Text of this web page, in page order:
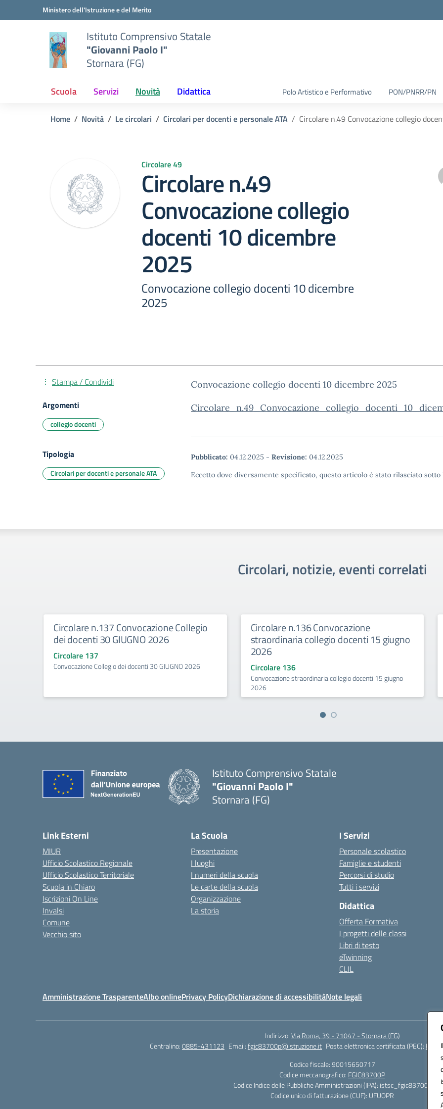
Vai ai contenuti
Vai al menu di navigazioneMinistero dell'Istruzione e del Merito
Istituto Comprensivo Statale
"Giovanni Paolo I"
Stornara (FG)
Scuola Servizi Novità Didattica Polo Artistico e Performativo PON/PNRR/PN
Home Novità Le circolari Circolari per docenti e personale ATA Circolare n.49 Convocazione collegio
Circolare 49
Circolare n.49
Convocazione collegio
docenti 10 dicembre
2025
Convocazione collegio docenti 10 dicembre
2025
Convocazione collegio docenti 10 dicembre 2025
Pubblicato: 04.12.2025 - Revisione: 04.12.2025
Eccetto dove diversamente specificato, questo articolo è stato rilasciato
Stampa / Condividi
Argomenti
collegio docenti
Tipologia
Circolari per docenti e personale ATA
Circolari, notizie, eventi correlati
Circolare n.137 Convocazione Collegio
dei docenti 30 GIUGNO 2026
Circolare 137
Convocazione Collegio dei docenti 30 GIUGNO 2026
Circolare n.136 Convocazione
straordinaria collegio docenti 15 giugno
2026
Circolare 136
Convocazione straordinaria collegio docenti 15 giugno
2026
Istituto Comprensivo Statale
"Giovanni Paolo I"
Stornara (FG)
Link Esterni
MIUR
Ufficio Scolastico Regionale
Ufficio Scolastico Territoriale
Scuola in Chiaro
Iscrizioni On Line
Invalsi
Comune
Vecchio sito
La Scuola
Presentazione
I luoghi
I numeri della scuola
Le carte della scuola
Organizzazione
La storia
I Servizi
Personale scolastico
Famiglie e studenti
Percorsi di studio
Tutti i servizi
Didattica
Offerta Formativa
I progetti delle classi
Libri di testo
eTwinning
CLIL
Amministrazione TrasparenteAlbo onlinePrivacy PolicyDichiarazione di accessibilitàNote legali
Indirizzo:Via Roma, 39 - 71047 - Stornara (FG)
Centralino:0885-431123 Email:fgic83700p@istruzione.it Posta elettronica certificata (PEC):
Codice fiscale: 90015650717
Codice meccanografico: FGIC83700P
Codice Indice delle Pubbliche Amministrazioni (IPA): istsc_fgic83700p
Codice unico di fatturazione (CUF): UFUOPR